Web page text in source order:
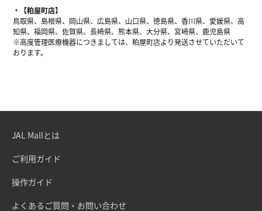
【粕屋町店】
鳥取県、島根県、岡山県、広島県、山口県、徳島県、香川県、愛媛県、高
知県、福岡県、佐賀県、長崎県、熊本県、大分県、宮崎県、鹿児島県
※高度管理医療機器につきましては、粕屋町店より発送させていただいて
おります。
JAL Mallとは
ご利用ガイド
操作ガイド
よくあるご質問・お問い合わせ